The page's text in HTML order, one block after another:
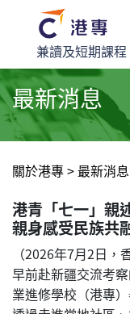
兼讀及短期課程
最新消息
關於港專> 最新消息
港青「七一」親
親身感受民族共
（2026年7月2日
早前赴新疆交流考
業進修學校（港專